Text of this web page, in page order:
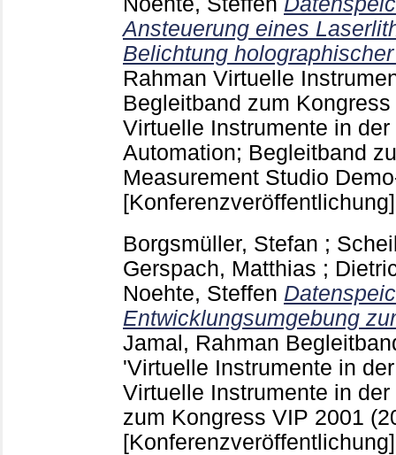
Ansteuerung eines
Belichtung
Rahman Virtuelle
Begleitband zum
Virtuelle Instrumente in
Automation; Begleitband
Measurement Studio
[Konferenzveröffentlichung]
Borgsmüller, Stefan ;
Gerspach, Matthias ;
Noehte, Steffen
Entwicklungsumgebung
Jamal, Rahman
'Virtuelle Instrumente in
Virtuelle Instrumente in
zum Kongress VIP 2001
[Konferenzveröffentlichung]